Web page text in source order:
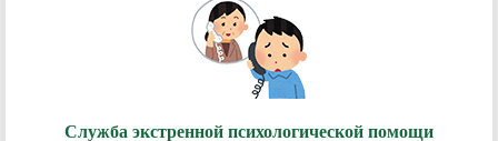
Служба экстренной психологической помощи